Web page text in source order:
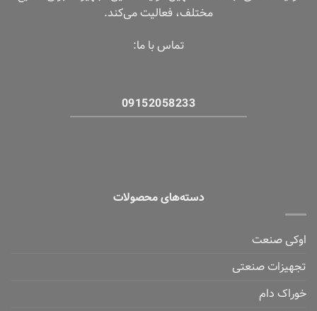
مختلف، فعالیت می‌کند.
تماس با ما:
09152058233
دسته‌های محصولات
اوکی صنعت
تجهیزات صنعتی
خوراک دام